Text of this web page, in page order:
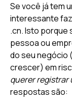
Se você já tem
interessante
.cn. Isto porque
pessoa ou
do seu negócio
crescer) em
querer registrar
respostas são: